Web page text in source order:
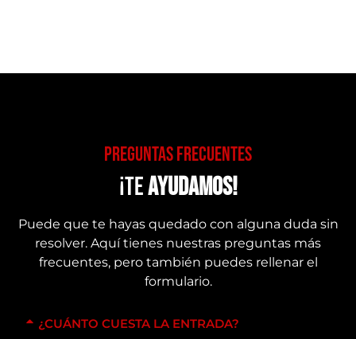
PREGUNTAS FRECUENTES
¡teayudamos!
Puede que te hayas quedado con alguna duda sin
resolver. Aquí tienes nuestras preguntas más
frecuentes, pero también puedes rellenar el
formulario.
¿CUÁNTO CUESTA LA ENTRADA?